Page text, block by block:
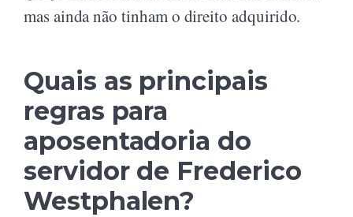
mas ainda não tinham o direito adquirido.
Quais as principais
regras para
aposentadoria do
servidor de Frederico
Westphalen?